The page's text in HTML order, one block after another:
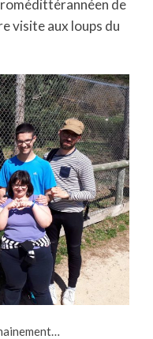
de
visite aux loups du